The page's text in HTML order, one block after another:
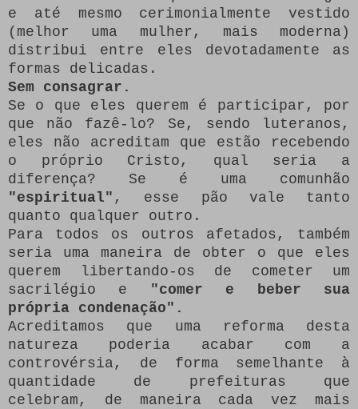
e até mesmo cerimonialmente vestido
(melhor uma mulher, mais moderna)
distribui entre eles devotadamente as
formas delicadas.
Sem consagrar.
Se o que eles querem é participar, por
que não fazê-lo?
Se, sendo luteranos,
eles não acreditam que estão recebendo
o próprio Cristo, qual seria a
diferença?
Se é uma comunhão
"espiritual" , esse pão vale tanto
quanto qualquer outro.
Para todos os outros afetados, também
seria uma maneira de obter o que eles
querem libertando-os de cometer um
sacrilégio e
"comer e beber sua
própria condenação".
Acreditamos que uma reforma desta
natureza poderia acabar com a
controvérsia, de forma semelhante à
quantidade de prefeituras que
celebram, de maneira cada vez mais